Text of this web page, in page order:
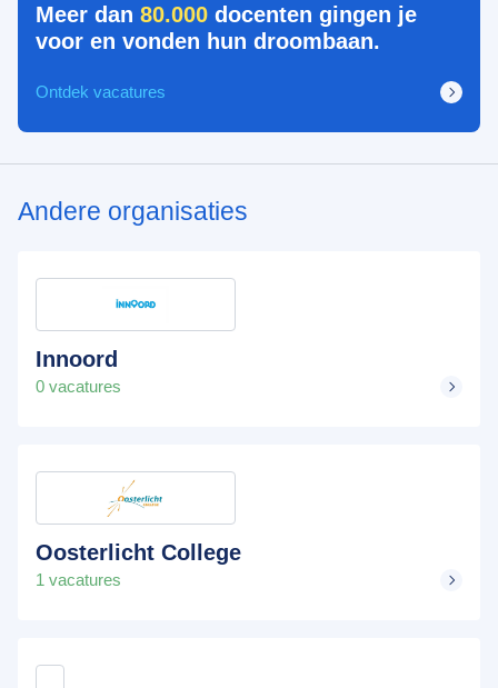
Meer dan 80.000 docenten gingen je
voor en vonden hun droombaan.
Ontdek vacatures
Andere organisaties
Innoord
0 vacatures
Oosterlicht College
1 vacatures